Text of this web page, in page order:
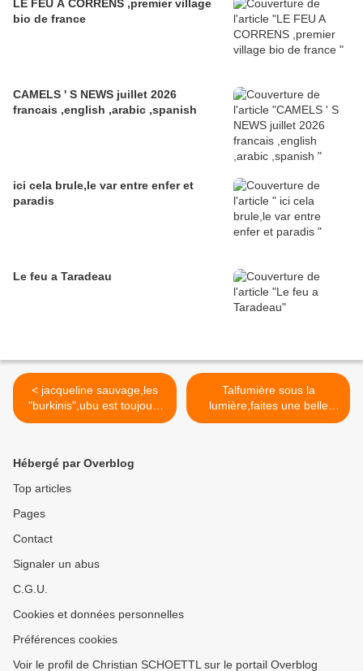
LE FEU A CORRENS ,premier village
bio de france
CAMELS ' S NEWS juillet 2026
francais ,english ,arabic ,spanish
ici cela brule,le var entre enfer et
paradis
Le feu a Taradeau
< jacqueline sauvage,les
"burkinis",ubu est toujours
vivant
Talfumière sous la
lumière,faites une belle
découverte >
Hébergé par Overblog
Top articles
Pages
Contact
Signaler un abus
C.G.U.
Cookies et données personnelles
Préférences cookies
Voir le profil de Christian SCHOETTL sur le portail Overblog